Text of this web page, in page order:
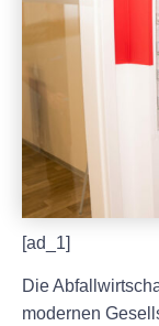
[ad_1]
Die
modernen